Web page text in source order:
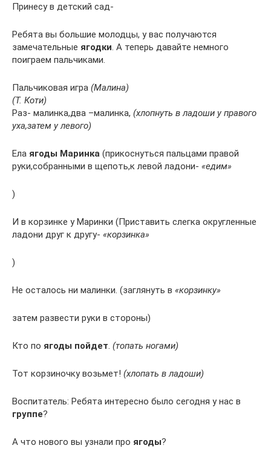
Принесу в детский сад-
Ребята вы большие молодцы, у вас получаются
замечательные ягодки . А теперь давайте немного
поиграем пальчиками.
Пальчиковая игра (Малина)
(Т. Коти)
Раз- малинка,два –малинка, (хлопнуть в ладоши у правого
уха,затем у левого)
Ела ягоды Маринка (прикоснуться пальцами правой
руки,собранными в щепоть,к левой ладони- «едим»
)
И в корзинке у Маринки (Приставить слегка округленные
ладони друг к другу- «корзинка»
)
Не осталось ни малинки. (заглянуть в «корзинку»
затем развести руки в стороны)
Кто по ягоды пойдет (топать ногами)
Тот корзиночку возьмет! (хлопать в ладоши)
Воспитатель: Ребята интересно было сегодня у нас в
группе?
А что нового вы узнали про ягоды?